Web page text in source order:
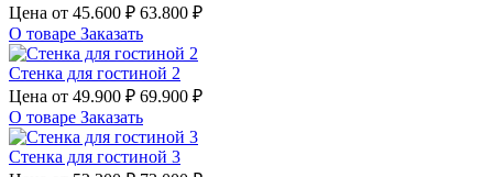
Цена от 45.600 ₽ 63.800 ₽
О товаре Заказать
Стенка для гостиной 2
Цена от 49.900 ₽ 69.900 ₽
О товаре Заказать
Стенка для гостиной 3